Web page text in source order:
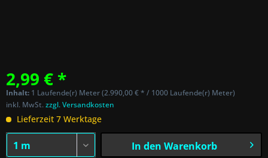
2,99 € *
Inhalt: 1 Laufende(r) Meter (2.990,00 € * / 1000 Laufende(r) Meter)
inkl. MwSt.zzgl. Versandkosten
Lieferzeit 7 Werktage
In den Warenkorb